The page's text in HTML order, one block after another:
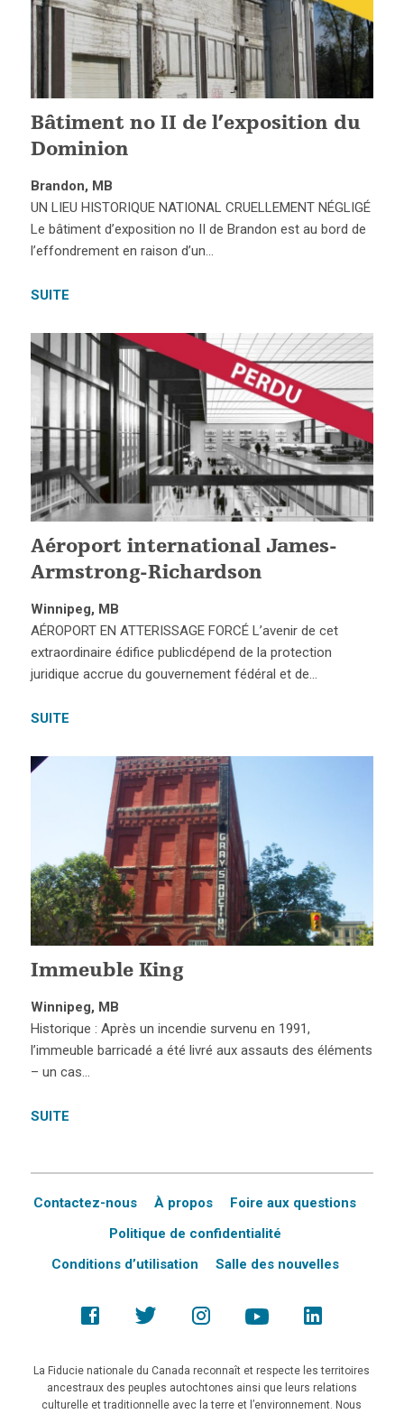
Bâtiment no II de l’exposition du
Dominion
Brandon, MB
UN LIEU HISTORIQUE NATIONAL CRUELLEMENT NÉGLIGÉ
Le bâtiment d’exposition no II de Brandon est au bord de
l’effondrement en raison d’un…
SUITE
Aéroport international James-
Armstrong-Richardson
Winnipeg, MB
AÉROPORT EN ATTERISSAGE FORCÉ L’avenir de cet
extraordinaire édifice publicdépend de la protection
juridique accrue du gouvernement fédéral et de…
SUITE
Immeuble King
Winnipeg, MB
Historique : Après un incendie survenu en 1991,
l’immeuble barricadé a été livré aux assauts des éléments
– un cas…
SUITE
Contactez-nous À propos
Foire aux questions
Politique de confidentialité
Conditions d’utilisation
Salle des nouvelles
La Fiducie nationale du Canada reconnaît et respecte les territoires
ancestraux des peuples autochtones ainsi que leurs relations
culturelle et traditionnelle avec la terre et l’environnement. Nous